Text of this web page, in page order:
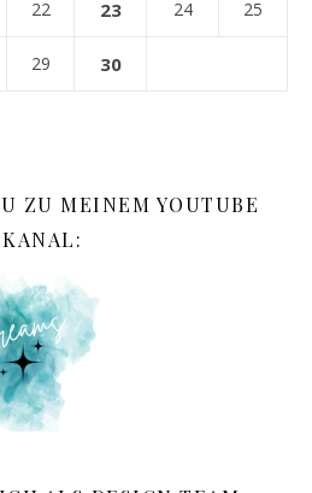
22 23 24 25
29 30
ZU MEINEM YOUTUBE
KANAL: